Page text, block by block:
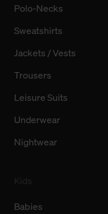
Polo-Necks
Sweatshirts
Jackets / Vests
Trousers
Leisure Suits
Underwear
Nightwear
Babies